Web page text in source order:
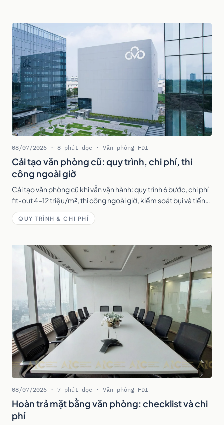
08/07/2026 · 8 phút đọc · Văn phòng FDI
Cải tạo văn phòng cũ: quy trình, chi phí, thi
công ngoài giờ
Cải tạo văn phòng cũ khi vẫn vận hành: quy trình 6 bước, chi phí
fit-out 4–12 triệu/m², thi công ngoài giờ, kiểm soát bụi và tiếng
ồn để nhân sự vẫn làm việc.
QUY TRÌNH & CHI PHÍ
08/07/2026 · 7 phút đọc · Văn phòng FDI
Hoàn trả mặt bằng văn phòng: checklist và chi
phí